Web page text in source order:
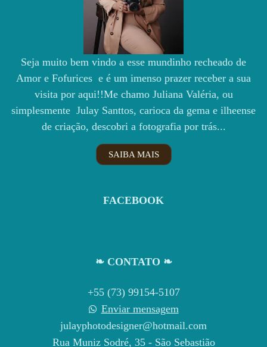
Seja muito bem vindo a esse mundinho recheado de
Amor e Fofurices e é um imenso prazer receber a sua
visita por aqui!!Me chamo Juliana Valéria, ou
simplesmente Julay Santtos, carioca da gema e ilheense
de criação, descobri a fotografia por trás...
SAIBA MAIS
FACEBOOK
❧ CONTATO ❧
+55 (73) 99154-5107
Enviar mensagem
julayphotodesigner@hotmail.com
Rua Muniz Sodré, 35 - São Sebastião